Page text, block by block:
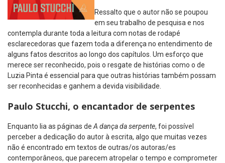
Ressalto que o autor não se poupou
em seu trabalho de pesquisa e nos
contempla durante toda a leitura com notas de rodapé
esclarecedoras que fazem toda a diferença no entendimento de
alguns fatos descritos ao longo dos capítulos. Um esforço que
merece ser reconhecido, pois o resgate de histórias como o de
Luzia Pinta é essencial para que outras histórias também possam
ser reconhecidas e ganhem a devida visibilidade.
Paulo Stucchi, o encantador de serpentes
Enquanto lia as páginas de A dança da serpente, foi possível
perceber a dedicação do autor à escrita, algo que muitas vezes
não é encontrado em textos de outras/os autoras/es
contemporâneos, que parecem atropelar o tempo e comprometer